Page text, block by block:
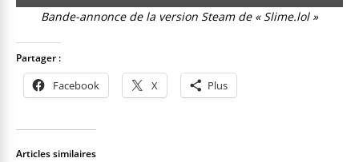
Bande-annonce de la version Steam de « Slime.lol »
Partager :
Facebook X Plus
Articles similaires